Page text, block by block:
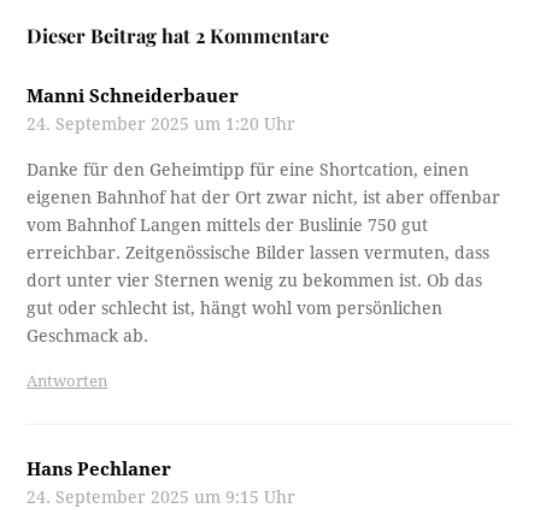
Dieser Beitrag hat 2 Kommentare
Manni Schneiderbauer
24. September 2025 um 1:20 Uhr
Danke für den Geheimtipp für eine Shortcation, einen
eigenen Bahnhof hat der Ort zwar nicht, ist aber offenbar
vom Bahnhof Langen mittels der Buslinie 750 gut
erreichbar. Zeitgenössische Bilder lassen vermuten, dass
dort unter vier Sternen wenig zu bekommen ist. Ob das
gut oder schlecht ist, hängt wohl vom persönlichen
Geschmack ab.
Antworten
Hans Pechlaner
24. September 2025 um 9:15 Uhr